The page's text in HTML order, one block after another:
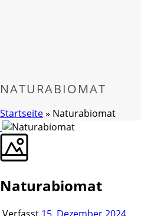
NATURABIOMAT
Startseite» Naturabiomat
Naturabiomat